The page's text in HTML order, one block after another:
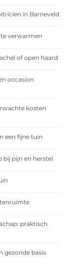
in Barneveld
verwarmen
of open haard
occasion
kosten
een fijne tuin
bij pijn en herstel
praktisch
gezonde basis